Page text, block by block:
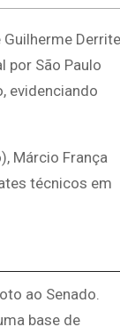
Derrite
por São Paulo
evidenciando
Márcio França
técnicos em
ao Senado.
base de